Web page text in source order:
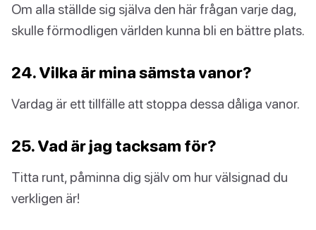
Om alla ställde sig själva den här frågan varje dag,
skulle förmodligen världen kunna bli en bättre plats.
24. Vilka är mina sämsta vanor?
Vardag är ett tillfälle att stoppa dessa dåliga vanor.
25. Vad är jag tacksam för?
Titta runt, påminna dig själv om hur välsignad du
verkligen är!